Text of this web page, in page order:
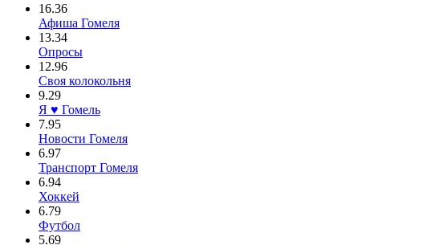
16.36
Афиша Гомеля
13.34
Опросы
12.96
Своя колокольня
9.29
Я ♥ Гомель
7.95
Новости Гомеля
6.97
Транспорт Гомеля
6.94
Хоккей
6.79
Футбол
5.69